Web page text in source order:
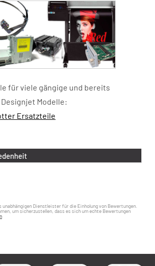
für viele gängige und bereits
Modelle:
Ersatzteile
Dienstleister für die Einholung von Bewertungen.
um sicherzustellen, dass es sich um echte Bewertungen